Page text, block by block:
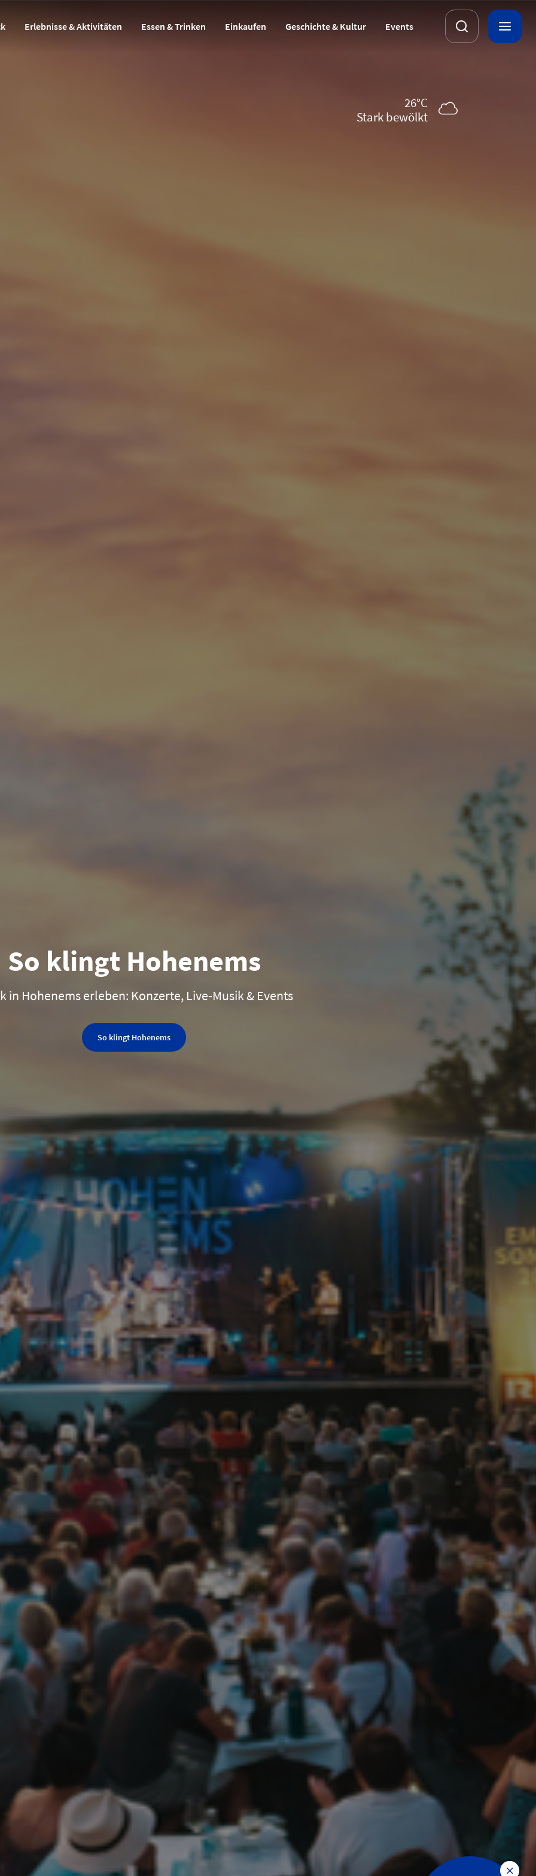
Erlebnisse & Aktivitäten Essen & Trinken Einkaufen Geschichte & Kultur Events
So klingt Hohenems
in Hohenems erleben: Konzerte, Live-Musik & Events
So klingt Hohenems
26°C
stark bewölkt